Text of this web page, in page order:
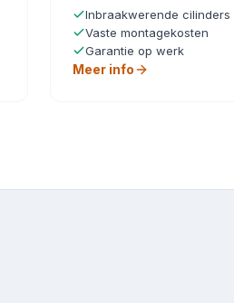
Inbraakwerende cilinders
Vaste montagekosten
Garantie op werk
Meer info